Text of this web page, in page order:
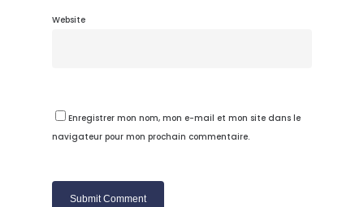
Website
Enregistrer mon nom, mon e-mail et mon site dans le
navigateur pour mon prochain commentaire.